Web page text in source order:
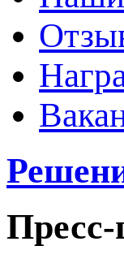
Пресс-